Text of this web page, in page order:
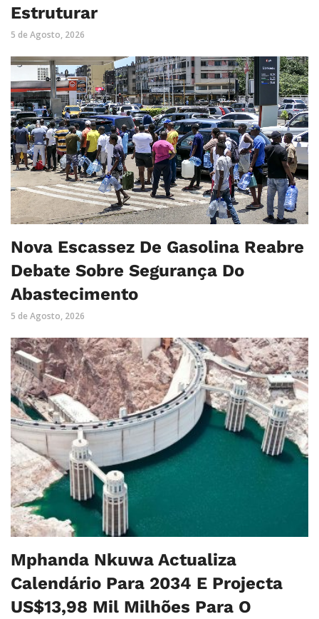
Estruturar
5 de Agosto, 2026
Nova Escassez De Gasolina Reabre
Debate Sobre Segurança Do
Abastecimento
5 de Agosto, 2026
Mphanda Nkuwa Actualiza
Calendário Para 2034 E Projecta
US$13,98 Mil Milhões Para O